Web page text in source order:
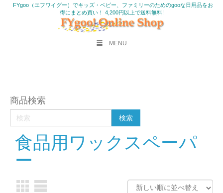
FYgoo（エフワイグー）でキッズ・ベビー、ファミリーのためのgooな日用品をお
得にまとめ買い！ 4,200円以上で送料無料!
MENU
商品検索
食品用ワックスペーパ
ー